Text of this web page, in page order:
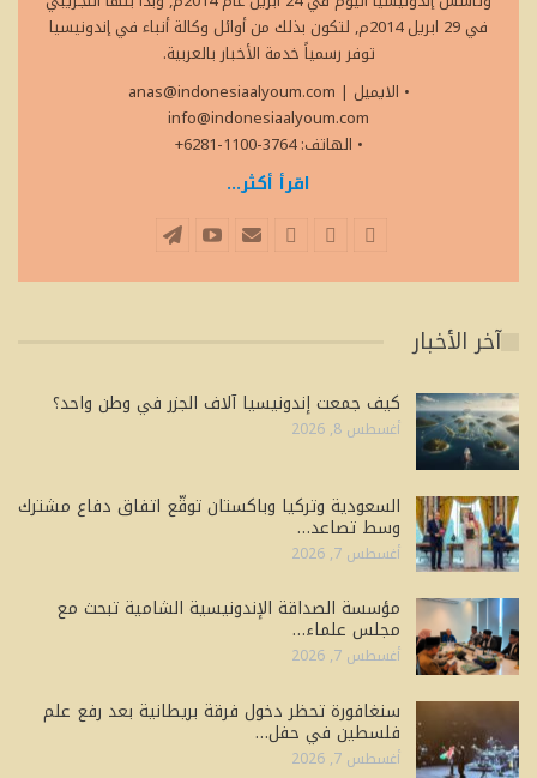
في 29 ابريل 2014م, لتكون بذلك من أوائل وكالة أنباء في إندونيسيا
توفر رسمياً خدمة الأخبار بالعربية.
• الايميل
anas@indonesiaalyoum.com |
info@indonesiaalyoum.com
• الهاتف: 3764-1100-6281+
اقرأ أكثر...
آخر الأخبار
كيف جمعت إندونيسيا آلاف الجزر في وطن واحد؟
أغسطس 8, 2026
السعودية وتركيا وباكستان توقّع اتفاق دفاع مشترك
وسط تصاعد…
أغسطس 7, 2026
مؤسسة الصداقة الإندونيسية الشامية تبحث مع
مجلس علماء…
أغسطس 7, 2026
سنغافورة تحظر دخول فرقة بريطانية بعد رفع علم
فلسطين في حفل…
أغسطس 7, 2026